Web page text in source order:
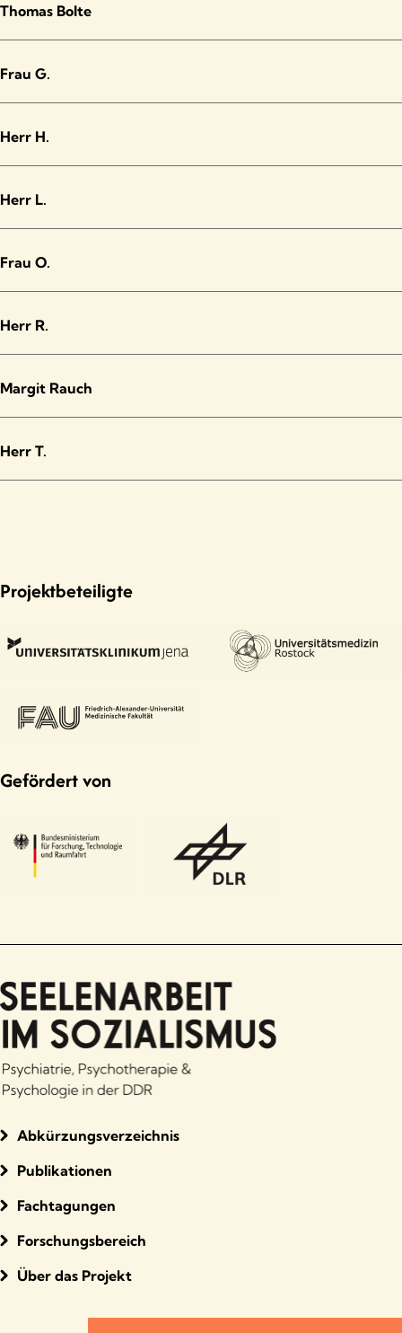
Thomas Bolte
Frau G.
Herr H.
Herr L.
Frau O.
Herr R.
Margit Rauch
Herr T.
Projektbeteiligte
Gefördert von
Abkürzungsverzeichnis
Publikationen
Fachtagungen
Forschungsbereich
Über das Projekt